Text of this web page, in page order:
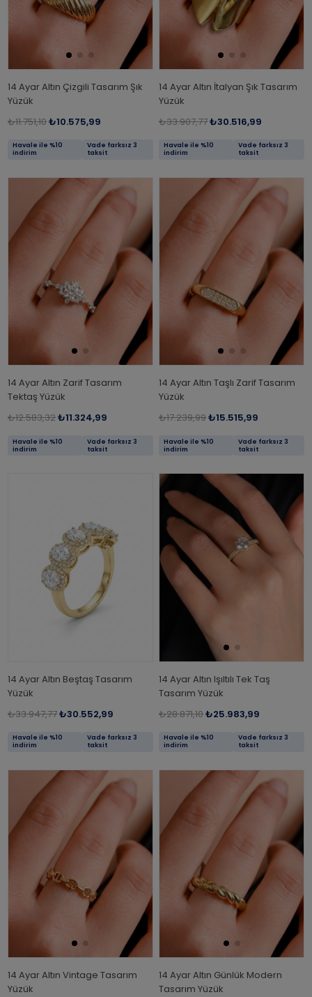
14 Ayar Altın Çizgili Tasarım Şık
Yüzük
₺11.751,10₺10.575,99
Havale ile %10
indirim
Vade farksız 3
taksit
14 Ayar Altın İtalyan Şık Tasarım
Yüzük
₺33.907,77₺30.516,99
Havale ile %10
indirim
Vade farksız 3
taksit
14 Ayar Altın Zarif Tasarım
Tektaş Yüzük
₺12.583,32₺11.324,99
Havale ile %10
indirim
Vade farksız 3
taksit
14 Ayar Altın Taşlı Zarif Tasarım
Yüzük
₺17.239,99₺15.515,99
Havale ile %10
indirim
Vade farksız 3
taksit
14 Ayar Altın Beştaş Tasarım
Yüzük
₺33.947,77₺30.552,99
Havale ile %10
indirim
Vade farksız 3
taksit
14 Ayar Altın Işıltılı Tek Taş
Tasarım Yüzük
₺28.871,10₺25.983,99
Havale ile %10
indirim
Vade farksız 3
taksit
14 Ayar Altın Vintage Tasarım
Yüzük
14 Ayar Altın Günlük Modern
Tasarım Yüzük